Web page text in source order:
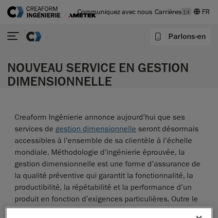
Communiquez avec nous Carrières 14
Parlons-en
NOUVEAU SERVICE EN GESTION
DIMENSIONNELLE
Creaform Ingénierie annonce aujourd’hui que ses
services de gestion dimensionnelle seront désormais
accessibles à l’ensemble de sa clientèle à l’échelle
mondiale. Méthodologie d’ingénierie éprouvée, la
gestion dimensionnelle est une forme d’assurance de
la qualité préventive qui garantit la fonctionnalité, la
productibilité, la répétabilité et la performance d’un
produit en fonction d’exigences particulières. Outre le
fait qu’elle donne aux fabricants les moyens de